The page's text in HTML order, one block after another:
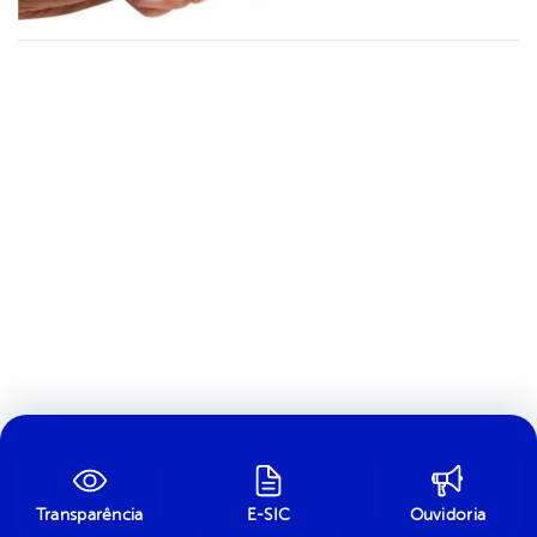
Transparência E-SIC Ouvidoria